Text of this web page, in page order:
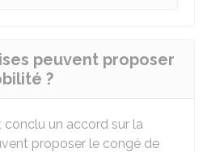
peuvent proposer
?
conclu un accord sur la
proposer le congé de